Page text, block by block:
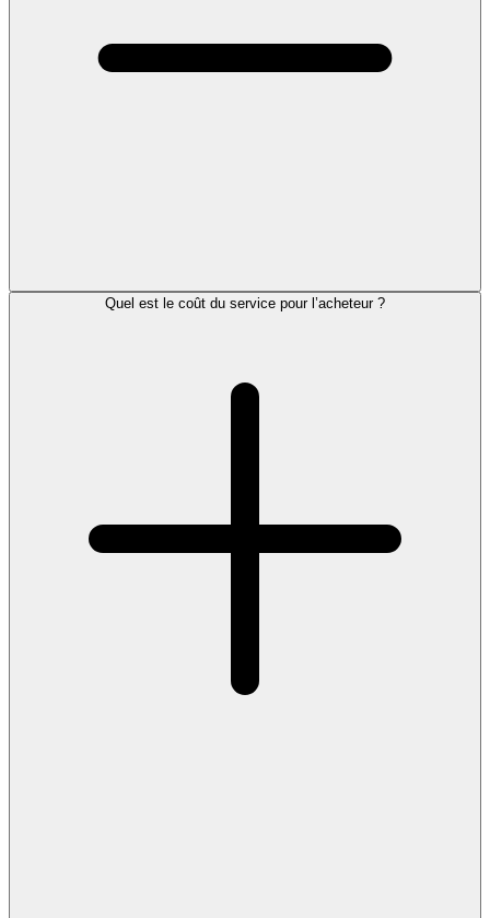
Quel est le coût du service pour l’acheteur ?